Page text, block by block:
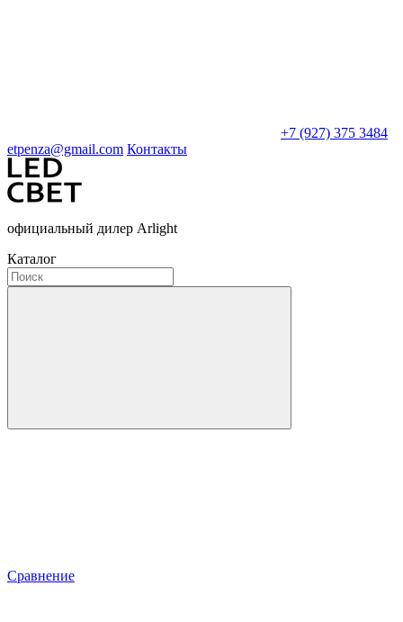
+7 (927) 375 3484
etpenza@gmail.com Контакты
официальный дилер Arlight
Каталог
Сравнение